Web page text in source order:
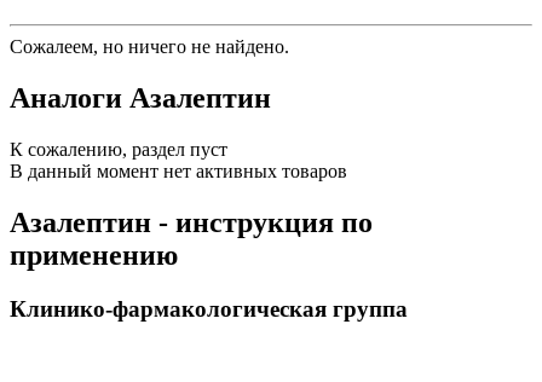
Сожалеем, но ничего не найдено.
Аналоги Азалептин
К сожалению, раздел пуст
В данный момент нет активных товаров
Азалептин - инструкция по
применению
Клинико-фармакологическая группа